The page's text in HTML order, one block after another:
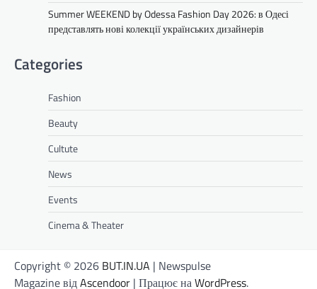
Summer WEEKEND by Odessa Fashion Day 2026: в Одесі
представлять нові колекції українських дизайнерів
Categories
Fashion
Beauty
Cultute
News
Events
Cinema & Theater
Copyright © 2026 BUT.IN.UA | Newspulse
Magazine відAscendoor | Працює наWordPress.